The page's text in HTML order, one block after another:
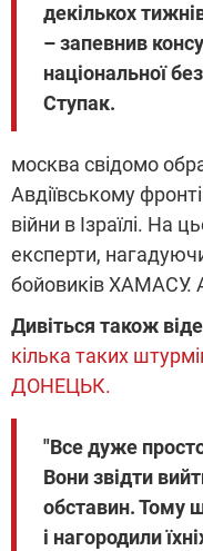
декількох
– запевнив
національної
Ступак.
москва свідомо
Авдіївському
війни в Ізраїлі. На
експерти,
бойовиків ХАМАСУ.
Дивіться також
кілька таких
ДОНЕЦЬК.
"Все дуже
Вони звідти
обставин. Тому
і нагородили